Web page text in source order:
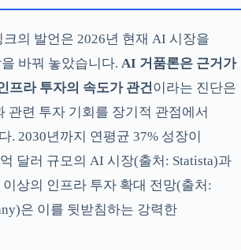
크의 발언은 2026년 현재 AI 시장을
바꿔 놓았습니다. AI 거품론은 근거가
프라 투자의 속도가 관건이라는 진단은
관련 투자 기회를 장기적 관점에서
. 2030년까지 연평균 37% 성장이
달러 규모의 AI 시장(출처: Statista)과
이상의 인프라 투자 확대 전망(출처:
은 이를 뒷받침하는 강력한